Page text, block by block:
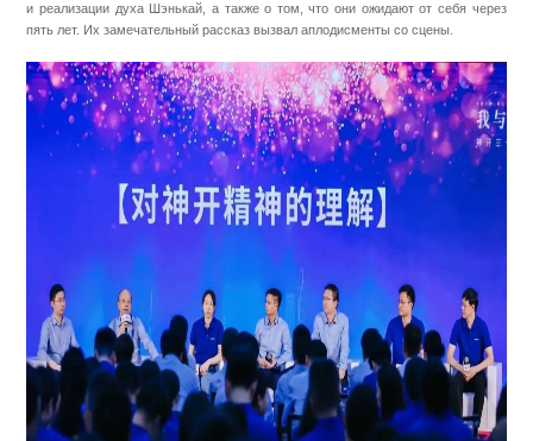
и реализации духа Шэнькай, а также о том, что они ожидают от себя через
пять лет. Их замечательный рассказ вызвал аплодисменты со сцены.